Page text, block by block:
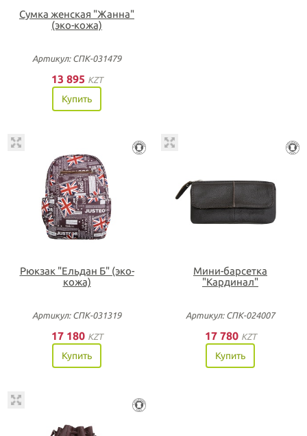
Сумка женская "Жанна"
(эко-кожа)
Артикул: СПК-031479
13 895 KZT
Купить
Рюкзак "Ельдан Б" (эко-
кожа)
Артикул: СПК-031319
17 180 KZT
Купить
Мини-барсетка
"Кардинал"
Артикул: СПК-024007
17 780 KZT
Купить